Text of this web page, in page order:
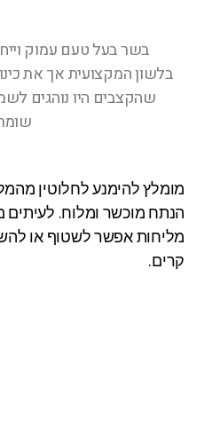
בשר בעל טעם עמוק
בלשון המקצועית אך את
שהקצבים היו נוהגים
מומלץ להימנע לחלוטין
הנתח מוכשר ומלוח.
מליחות אפשר לשטוף או
קרים.